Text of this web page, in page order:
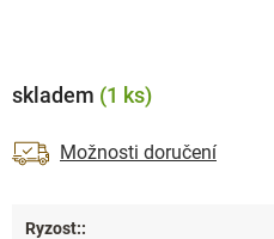
skladem (1 ks)
Možnosti doručení
Ryzost::